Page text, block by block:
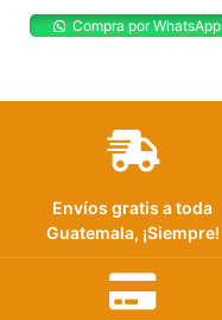
Compra por WhatsApp
Envíos gratis a toda
Guatemala, ¡Siempre!